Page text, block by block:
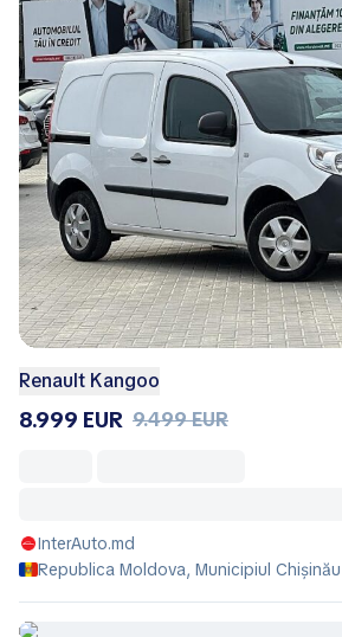
Renault Kangoo
8.999 EUR 9.499 EUR
InterAuto.md
Republica Moldova, Municipiul Chișinău